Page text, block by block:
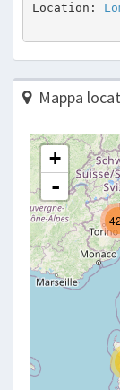
Location:
Mappa